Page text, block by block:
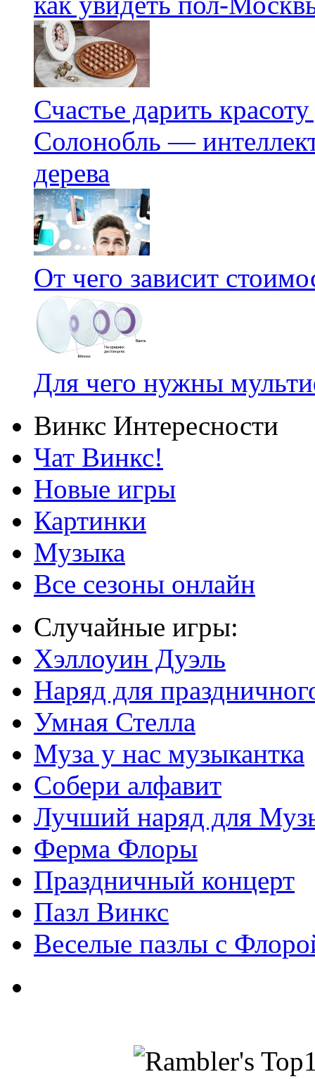
Счастье дарить
Солонобль —
дерева
От чего зависит
Для чего нужны
Винкс Интересности
Чат Винкс!
Новые игры
Картинки
Музыка
Все сезоны онлайн
Случайные игры:
Хэллоуин Дуэль
Наряд для
Умная Стелла
Муза у нас музыкантка
Собери алфавит
Лучший наряд для
Ферма Флоры
Праздничный концерт
Пазл Винкс
Веселые пазлы с